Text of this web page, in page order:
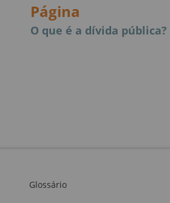
Página
O que é a dívida pública?
Glossário